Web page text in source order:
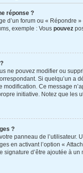
réponse ?
d’un forum ou « Répondre
exemple : Vous pouvez
ne pouvez modifier ou
Si quelqu’un a
modification. Ce message
initiative. Notez que les
?
panneau de l’utilisateur.
en activant l’option «
d’être ajoutée à